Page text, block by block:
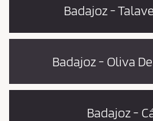
Badajoz -
Badajoz - Oliva
Badajoz -